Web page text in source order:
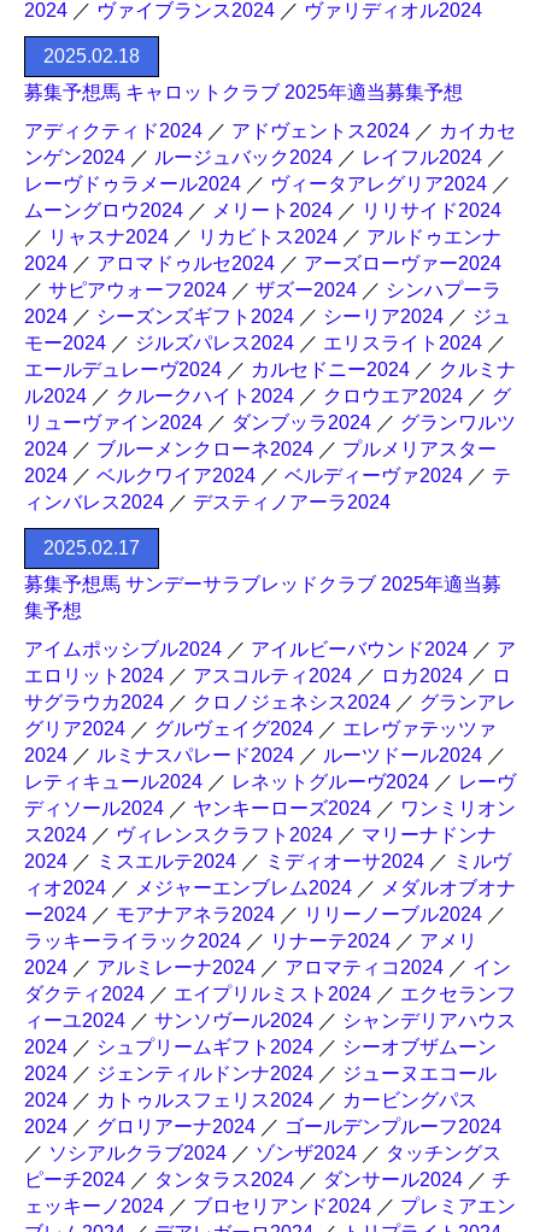
2024 ／ ヴァイブランス2024 ／ ヴァリディオル2024
2025.02.18
募集予想馬 キャロットクラブ 2025年適当募集予想
アディクティド2024 ／ アドヴェントス2024 ／ カイカセ
ンゲン2024 ／ ルージュバック2024 ／ レイフル2024 ／
レーヴドゥラメール2024 ／ ヴィータアレグリア2024 ／
ムーングロウ2024 ／ メリート2024 ／ リリサイド2024
／ リャスナ2024 ／ リカビトス2024 ／ アルドゥエンナ
2024 ／ アロマドゥルセ2024 ／ アーズローヴァー2024
／ サピアウォーフ2024 ／ ザズー2024 ／ シンハプーラ
2024 ／ シーズンズギフト2024 ／ シーリア2024 ／ ジュ
モー2024 ／ ジルズパレス2024 ／ エリスライト2024 ／
エールデュレーヴ2024 ／ カルセドニー2024 ／ クルミナ
ル2024 ／ クルークハイト2024 ／ クロウエア2024 ／ グ
リューヴァイン2024 ／ ダンブッラ2024 ／ グランワルツ
2024 ／ ブルーメンクローネ2024 ／ プルメリアスター
2024 ／ ベルクワイア2024 ／ ベルディーヴァ2024 ／ テ
ィンバレス2024 ／ デスティノアーラ2024
2025.02.17
募集予想馬 サンデーサラブレッドクラブ 2025年適当募
集予想
アイムポッシブル2024 ／ アイルビーバウンド2024 ／ ア
エロリット2024 ／ アスコルティ2024 ／ ロカ2024 ／ ロ
サグラウカ2024 ／ クロノジェネシス2024 ／ グランアレ
グリア2024 ／ グルヴェイグ2024 ／ エレヴァテッツァ
2024 ／ ルミナスパレード2024 ／ ルーツドール2024 ／
レティキュール2024 ／ レネットグルーヴ2024 ／ レーヴ
ディソール2024 ／ ヤンキーローズ2024 ／ ワンミリオン
ス2024 ／ ヴィレンスクラフト2024 ／ マリーナドンナ
2024 ／ ミスエルテ2024 ／ ミディオーサ2024 ／ ミルヴ
ィオ2024 ／ メジャーエンブレム2024 ／ メダルオブオナ
ー2024 ／ モアナアネラ2024 ／ リリーノーブル2024 ／
ラッキーライラック2024 ／ リナーテ2024 ／ アメリ
2024 ／ アルミレーナ2024 ／ アロマティコ2024 ／ イン
ダクティ2024 ／ エイプリルミスト2024 ／ エクセランフ
ィーユ2024 ／ サンソヴール2024 ／ シャンデリアハウス
2024 ／ シュプリームギフト2024 ／ シーオブザムーン
2024 ／ ジェンティルドンナ2024 ／ ジューヌエコール
2024 ／ カトゥルスフェリス2024 ／ カービングパス
2024 ／ グロリアーナ2024 ／ ゴールデンプルーフ2024
／ ソシアルクラブ2024 ／ ゾンザ2024 ／ タッチングス
ピーチ2024 ／ タンタラス2024 ／ ダンサール2024 ／ チ
ェッキーノ2024 ／ ブロセリアンド2024 ／ プレミアエン